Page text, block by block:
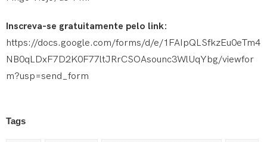
Inscreva-se gratuitamente pelo link:
https://docs.google.com/forms/d/e/1FAIpQLSfkzEu0eTm4
NB0qLDxF7D2K0F77ltJRrCSOAsounc3WlUqYbg/viewfor
m?usp=send_form
Tags